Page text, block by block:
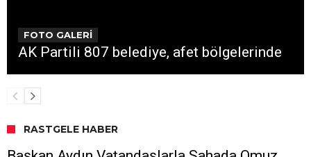
FOTO GALERİ
AK Partili 807 belediye, afet bölgelerinde
RASTGELE HABER